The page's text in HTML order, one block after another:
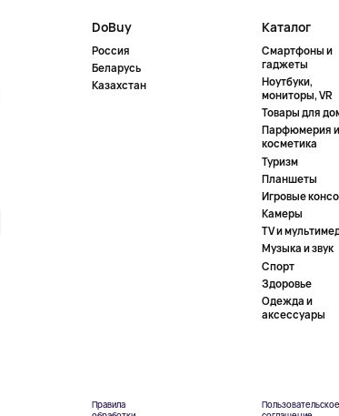
DoBuy
Россия
Беларусь
Казахстан
Каталог
Смартфоны и
гаджеты
Ноутбуки,
мониторы, VR
Товары для
Парфюмерия и
косметика
Туризм
Планшеты
Игровые
Камеры
TV и
Музыка и звук
Спорт
Здоровье
Одежда и
аксессуары
Правила
Пользовательское